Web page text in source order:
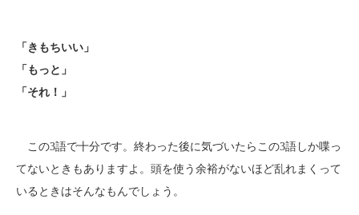
「きもちいい」
「もっと」
「それ！」
この3語で十分です。終わった後に気づいたらこの3語しか喋っ
てないときもありますよ。頭を使う余裕がないほど乱れまくって
いるときはそんなもんでしょう。